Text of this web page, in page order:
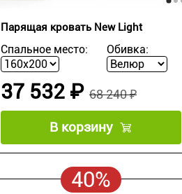
Парящая кровать New Light
Спальное место: Обивка:
68 240 ₽
37 532 ₽
В корзину
40%